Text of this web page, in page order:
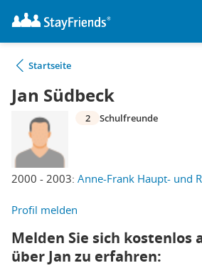
Startseite
Jan Südbeck
2000 - 2003: Anne-Frank Haupt- und
2 Schulfreunde
Profil melden
Melden Sie sich kostenlos
über Jan zu erfahren: